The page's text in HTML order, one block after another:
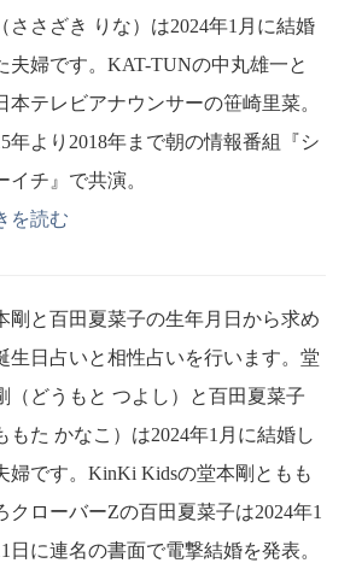
ささざき りな）は2024年1月に結婚
夫婦です。KAT-TUNの中丸雄一と
本テレビアナウンサーの笹崎里菜。
年より2018年まで朝の情報番組『シ
イチ』で共演。
を読む
剛と百田夏菜子の生年月日から求め
生日占いと相性占いを行います。堂
（どうもと つよし）と百田夏菜子
もた かなこ）は2024年1月に結婚し
婦です。KinKi Kidsの堂本剛ともも
クローバーZの百田夏菜子は2024年1
日に連名の書面で電撃結婚を発表。